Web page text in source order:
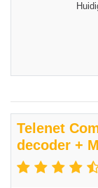
Telenet
decoder +